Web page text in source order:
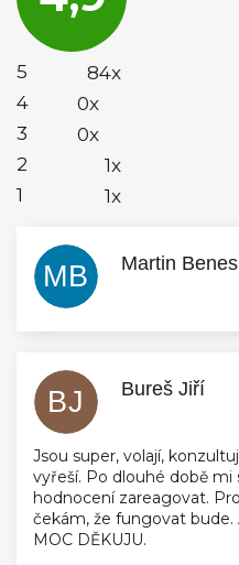
je
5
84x
4
0x
3
0x
2
1x
1
1x
MB Martin Benes
Hodnocení
BJ Bureš Jiří
Hodnocení
Jsou super, volají,
vyřeší. Po dlouhé době mi
hodnocení zareagovat.
čekám, že fungovat bude.
MOC DĚKUJU.